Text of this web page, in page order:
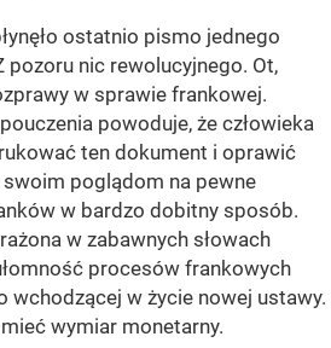
ostatnio pismo jednego
nic rewolucyjnego. Ot,
w sprawie frankowej.
powoduje, że człowieka
ten dokument i oprawić
swoim poglądom na pewne
w bardzo dobitny sposób.
w zabawnych słowach
procesów frankowych
wchodzącej w życie nowej ustawy.
wymiar monetarny.